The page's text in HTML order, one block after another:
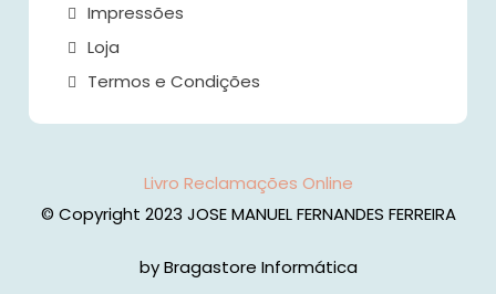
Impressões
Loja
Termos e Condições
Livro Reclamações Online
© Copyright 2023 JOSE MANUEL FERNANDES FERREIRA
by Bragastore Informática